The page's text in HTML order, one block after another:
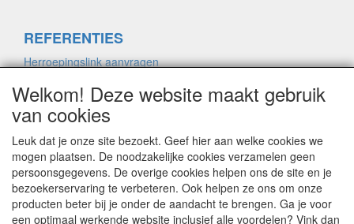
REFERENTIES
Herroepingslink aanvragen
ALGEMENE VOORWAARDEN
Herroepingslink aanvragen
PRIVACYVERKLARING
Herroepingslink aanvragen
Welkom! Deze website maakt gebruik
van cookies
Leuk dat je onze site bezoekt. Geef hier aan welke cookies we
mogen plaatsen. De noodzakelijke cookies verzamelen geen
persoonsgegevens. De overige cookies helpen ons de site en je
bezoekerservaring te verbeteren. Ook helpen ze ons om onze
producten beter bij je onder de aandacht te brengen. Ga je voor
een optimaal werkende website inclusief alle voordelen? Vink dan